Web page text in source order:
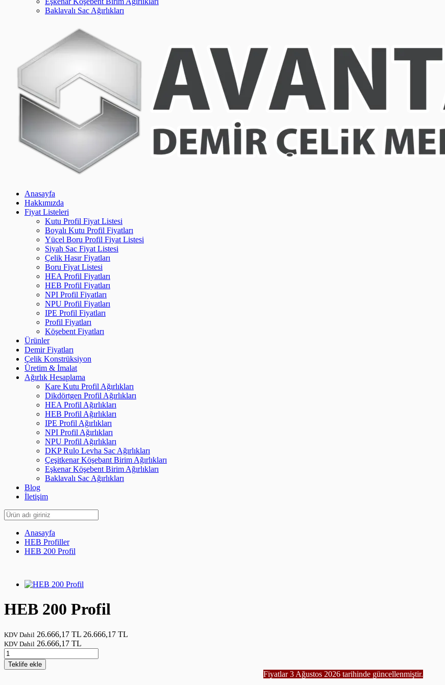
Baklavalı Sac Ağırlıkları
Anasayfa
Hakkımızda
Fiyat Listeleri
Kutu Profil Fiyat Listesi
Boyalı Kutu Profil Fiyatları
Yücel Boru Profil Fiyat Listesi
Siyah Sac Fiyat Listesi
Çelik Hasır Fiyatları
Boru Fiyat Listesi
HEA Profil Fiyatları
HEB Profil Fiyatları
NPI Profil Fiyatları
NPU Profil Fiyatları
IPE Profil Fiyatları
Profil Fiyatları
Köşebent Fiyatları
Ürünler
Demir Fiyatları
Çelik Konstrüksiyon
Üretim & İmalat
Ağırlık Hesaplama
Kare Kutu Profil Ağırlıkları
Dikdörtgen Profil Ağırlıkları
HEA Profil Ağırlıkları
HEB Profil Ağırlıkları
IPE Profil Ağırlıkları
NPI Profil Ağırlıkları
NPU Profil Ağırlıkları
DKP Rulo Levha Sac Ağırlıkları
Çeşitkenar Köşebant Birim Ağırlıkları
Eşkenar Köşebent Birim Ağırlıkları
Baklavalı Sac Ağırlıkları
Blog
İletişim
Anasayfa
HEB Profiller
HEB 200 Profil
HEB 200 Profil
KDV Dahil 26.666,17 TL 26.666,17 TL
KDV Dahil 26.666,17 TL
Teklife ekle
Fiyatlar 3 Ağustos 2026 tarihinde güncellenmiştir.